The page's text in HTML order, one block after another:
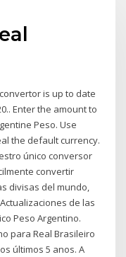
is up to date
Enter the amount to
Peso. Use
the default currency.
único conversor
convertir
divisas del mundo,
de las
Peso Argentino.
para Real Brasileiro
últimos 5 anos. A